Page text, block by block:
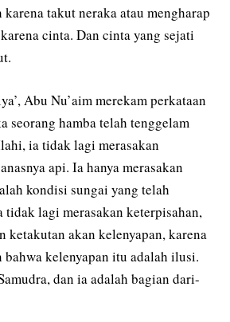
takut neraka atau mengharap
cinta. Dan cinta yang sejati
Abu Nu’aim merekam perkataan
seorang hamba telah tenggelam
ia tidak lagi merasakan
api. Ia hanya merasakan
kondisi sungai yang telah
tidak lagi merasakan keterpisahan,
ketakutan akan kelenyapan, karena
bahwa kelenyapan itu adalah ilusi.
dan ia adalah bagian dari-